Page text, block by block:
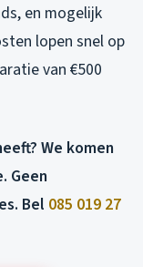
en mogelijk
lopen snel op
van €500
We komen
Geen
Bel 085 019 27